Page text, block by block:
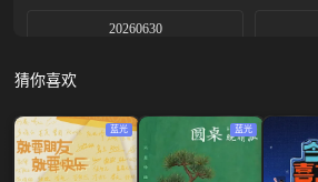
20260630
20260704
20260706
猜你喜欢
蓝光 蓝光